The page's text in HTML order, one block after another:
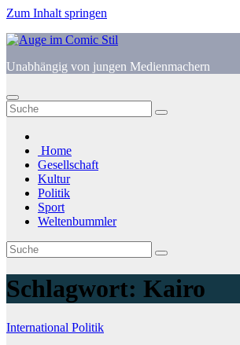
Zum Inhalt springen
Unabhängig von jungen Medienmachern
Home
Gesellschaft
Kultur
Politik
Sport
Weltenbummler
Schlagwort: Kairo
International Politik